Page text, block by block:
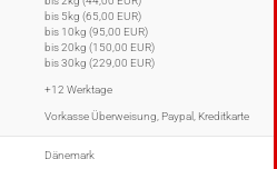
bis 5kg (65,00 EUR)
bis 10kg (95,00 EUR)
bis 20kg (150,00 EUR)
bis 30kg (229,00 EUR)
+12 Werktage
Vorkasse Überweisung, Paypal, Kreditkarte
Dänemark